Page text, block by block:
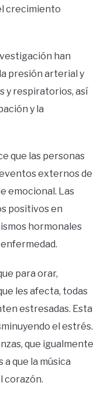
crecimiento
han
presión arterial y
y respiratorios, así
y la
que las personas
externos de
emocional. Las
positivos en
hormonales
para orar,
les afecta, todas
estresadas. Esta
el estrés.
que igualmente
que la música
corazón.